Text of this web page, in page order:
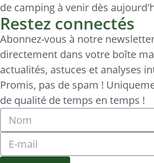
de camping à venir dès
Restez connectés
Abonnez-vous à notre
directement dans votre boîte
actualités, astuces et analyses
Promis, pas de spam !
de qualité de temps en temps !